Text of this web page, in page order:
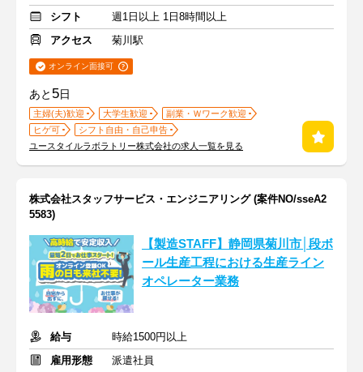
シフト
週1日以上 1日8時間以上
アクセス
菊川駅
オンライン面接可
あと 5日
主婦(夫)歓迎 大学生歓迎
副業・Ｗワーク歓迎
ヒゲ可
シフト自由・自己申告
ユースタイルラボラトリー株式会社の求人一覧を見る
株式会社スタッフサービス・エンジニアリング (案件NO/sseA2
5583)
【製造STAFF】静岡県菊川市│段ボ
ール生産工程における生産ライン
オペレーター業務
給与
時給1500円以上
雇用形態
派遣社員